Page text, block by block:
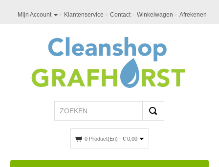
Mijn Account Klantenservice Contact Winkelwagen Afrekenen
0 Product(en) - € 0,00